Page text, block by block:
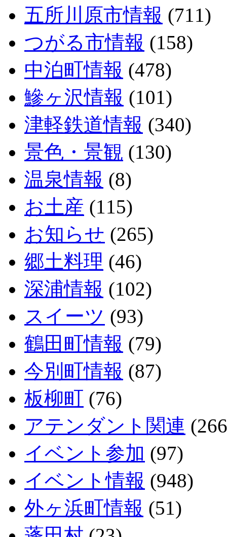
五所川原市情報 (711)
つがる市情報 (158)
中泊町情報 (478)
鰺ヶ沢情報 (101)
津軽鉄道情報 (340)
景色・景観 (130)
温泉情報 (8)
お土産 (115)
お知らせ (265)
郷土料理 (46)
深浦情報 (102)
スイーツ (93)
鶴田町情報 (79)
今別町情報 (87)
板柳町 (76)
アテンダント関連
イベント参加 (97)
イベント情報 (948)
外ヶ浜町情報 (51)